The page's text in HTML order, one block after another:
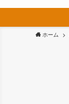
ホーム